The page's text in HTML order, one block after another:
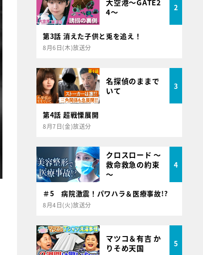
4～
2
第3話 消えた子供と兎を追え！
8月6日(木)放送分
名探偵のままで
いて
3
第4話 超戦慄展開
8月7日(金)放送分
クロスロード ～
救命救急の約束
～
4
＃5 病院激震！パワハラ＆医療事故!?
8月4日(火)放送分
マツコ＆有吉 か
りそめ天国
5